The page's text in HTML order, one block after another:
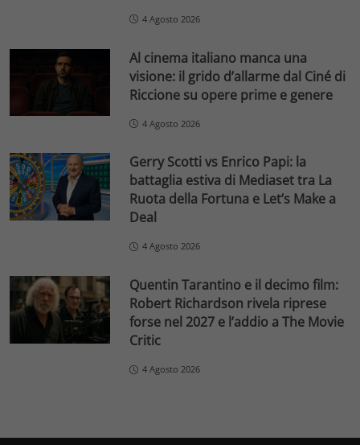
4 Agosto 2026
Al cinema italiano manca una
visione: il grido d’allarme dal Ciné di
Riccione su opere prime e genere
4 Agosto 2026
Gerry Scotti vs Enrico Papi: la
battaglia estiva di Mediaset tra La
Ruota della Fortuna e Let’s Make a
Deal
4 Agosto 2026
Quentin Tarantino e il decimo film:
Robert Richardson rivela riprese
forse nel 2027 e l’addio a The Movie
Critic
4 Agosto 2026